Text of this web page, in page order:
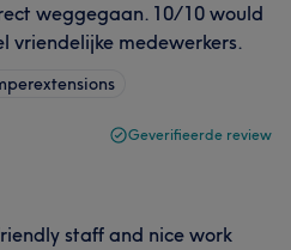
weggegaan. 10/10 would
vriendelijke medewerkers.
Geverifieerde review
staff and nice work